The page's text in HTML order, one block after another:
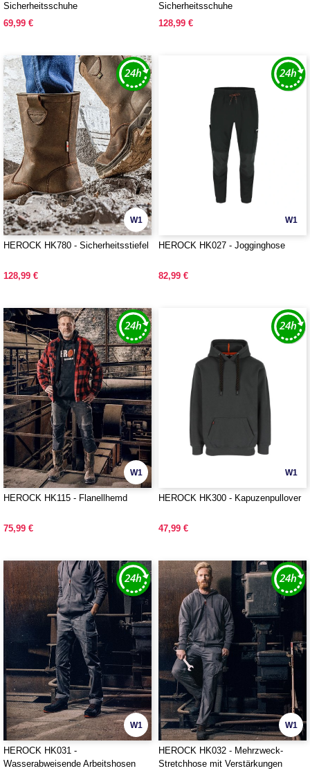
Sicherheitsschuhe
69,99 €
Sicherheitsschuhe
128,99 €
W1
HEROCK HK780 - Sicherheitsstiefel
128,99 €
W1
HEROCK HK027 - Jogginghose
82,99 €
W1
HEROCK HK115 - Flanellhemd
75,99 €
W1
HEROCK HK300 - Kapuzenpullover
47,99 €
W1
HEROCK HK031 -
Wasserabweisende Arbeitshosen
W1
HEROCK HK032 - Mehrzweck-
Stretchhose mit Verstärkungen